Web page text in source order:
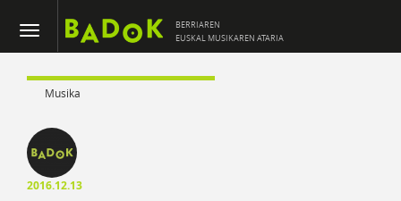
BERRIAREN
EUSKAL MUSIKAREN ATARIA
Musika
2016.12.13